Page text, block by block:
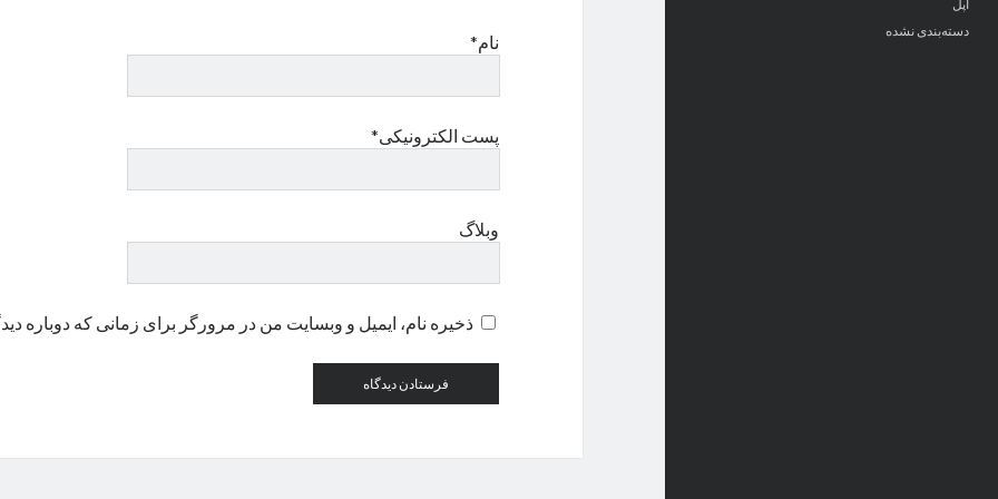
اپل
دسته‌بندی نشده
نام*
پست الکترونیکی*
وبلاگ
ذخیره نام، ایمیل و وبسایت من در مرورگر برای زمانی که دوباره